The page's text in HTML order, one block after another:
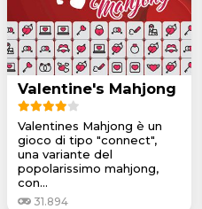
Valentine's Mahjong
Valentines Mahjong è un
gioco di tipo "connect",
una variante del
popolarissimo mahjong,
con...
31.894